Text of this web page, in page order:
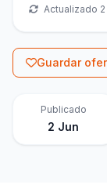
Actualizado
Guardar
Publicado
2 Jun